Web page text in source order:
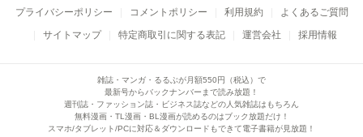
プライバシーポリシー コメントポリシー 利用規約
よくあるご質問
サイトマップ
特定商取引に関する表記 運営会社 採用情報
雑誌・マンガ・るるぶが月額550円（税込）で
最新号からバックナンバーまで読み放題！
週刊誌・ファッション誌・ビジネス誌などの人気雑誌はもちろん
無料漫画・TL漫画・BL漫画が読めるのはブック放題だけ！
スマホ/タブレット/PCに対応＆ダウンロードもできて電子書籍が見放題！